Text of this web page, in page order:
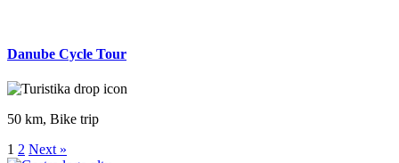
Danube Cycle Tour
50 km, Bike trip
1 2 Next »